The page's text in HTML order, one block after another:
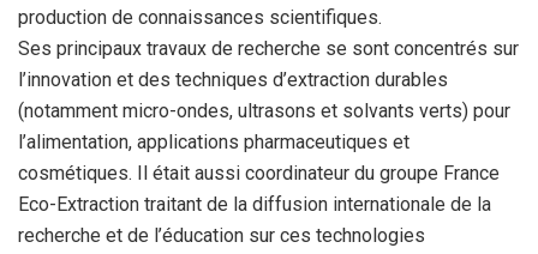
production de connaissances scientifiques.
Ses principaux travaux de recherche se sont concentrés sur
l’innovation et des techniques d’extraction durables
(notamment micro-ondes, ultrasons et solvants verts) pour
l’alimentation, applications pharmaceutiques et
cosmétiques. Il était aussi coordinateur du groupe France
Eco-Extraction traitant de la diffusion internationale de la
recherche et de l’éducation sur ces technologies